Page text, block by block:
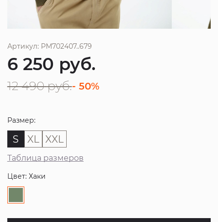
Артикул: PM702407..679
6 250 руб.
12 490 руб.- 50%
Размер:
S XL XXL
Таблица размеров
Цвет: Хаки